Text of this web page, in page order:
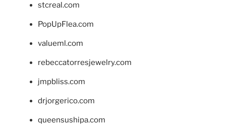
stcreal.com
PopUpFlea.com
valueml.com
rebeccatorresjewelry.com
jmpbliss.com
drjorgerico.com
queensushipa.com